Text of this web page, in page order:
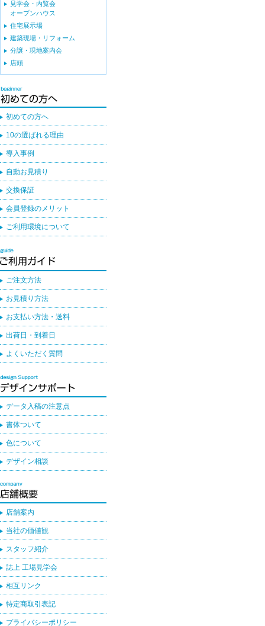
見学会・内覧会
オープンハウス
住宅展示場
建築現場・リフォーム
分譲・現地案内会
店頭
初めての方へ
10の選ばれる理由
導入事例
自動お見積り
交換保証
会員登録のメリット
ご利用環境について
ご注文方法
お見積り方法
お支払い方法・送料
出荷日・到着日
よくいただく質問
データ入稿の注意点
書体ついて
色について
デザイン相談
店舗案内
当社の価値観
スタッフ紹介
誌上 工場見学会
相互リンク
特定商取引表記
プライバシーポリシー